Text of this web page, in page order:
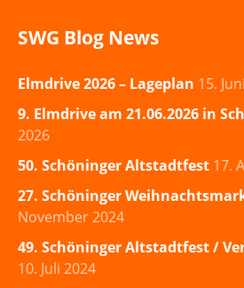
SWG Blog News
Elmdrive 2026 – Lageplan 15.
9. Elmdrive am 21.06.2026 in
2026
50. Schöninger Altstadtfest 17.
27. Schöninger
November 2024
49. Schöninger Altstadtfest /
10. Juli 2024